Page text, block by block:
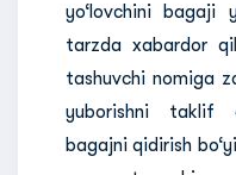
yo‘lovchini bagaji
tarzda xabardor
tashuvchi nomiga
yuborishni taklif
bagajni qidirish